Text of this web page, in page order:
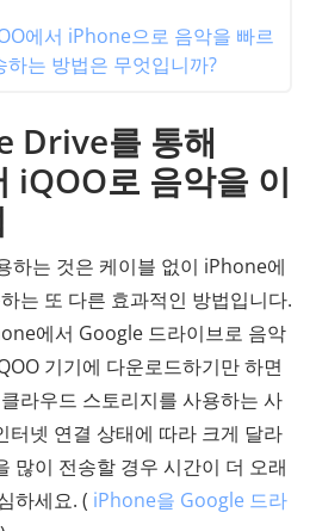
에서 iPhone으로 음악을 빠르
하는 방법은 무엇입니까?
Drive를 통해
iQOO로 음악을 이
하는 것은 케이블 없이 iPhone에
는 또 다른 효과적인 방법입니다.
에서 Google 드라이브로 음악
기기에 다운로드하기만 하면
라우드 스토리지를 사용하는 사
터넷 연결 상태에 따라 크게 달라
많이 전송할 경우 시간이 더 오래
하세요. ( iPhone을 Google 드라